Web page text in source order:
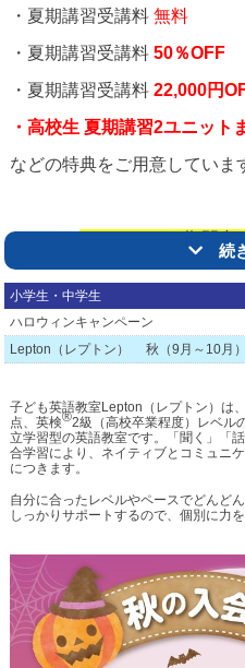
このような思いの皆様に市進
➀現在の学習状況を確認
②一人ひとりに合わせて受講
③集団授業も行うプロの講師
◆苦手単元・１学期の復習
◆2学期内容の先取り
◆定期テスト・入試に向けた
◆学習計画や勉強方法の相談
学年・目標・予定に合わせて
残りの夏休みの学習プランを
夏期講習のお申し込み・お問
市進学院 大泉学園教室【☎：
・夏期講習受講料 無料
・夏期講習受講料 50％OFF
・夏期講習受講料 22,000円
・高校生 夏期講習2ユニット
などの特典をご用意していま
さらに、 キャンペーン期間中の
・入会金 16,500円 無料
・入会初月の本科授業料 完全
の特典もございます。
無料体験授業・無料公開テス
詳しい対象コースや適用条件
お気軽にお問い合わせくださ
続き
小学生・中学生
ハロウィンキャンペーン
Lepton（レプトン） 秋（9月～10月）
子ども英語教室Lepton（レプトン）は
点、英検®2級（高校卒業程度）レベル
立学習型の英語教室です。「聞く」「
合学習により、ネイティブとコミュニ
につきます。
自分に合ったレベルやペースでどんど
しっかりサポートするので、個別に力を